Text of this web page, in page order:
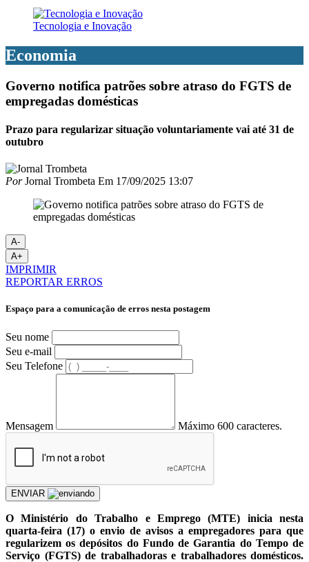
Tecnologia e Inovação
Economia
Governo notifica patrões sobre atraso do FGTS de
empregadas domésticas
Prazo para regularizar situação voluntariamente vai até 31 de
outubro
PorJornal Trombeta Em 17/09/2025 13:07
A-
A+
IMPRIMIR
REPORTAR ERROS
Espaço para a comunicação de erros nesta postagem
Seu nome
Seu e-mail
Seu Telefone
Mensagem Máximo 600 caracteres.
ENVIAR
O Ministério do Trabalho e Emprego (MTE) inicia nesta
quarta-feira (17) o envio de avisos a empregadores para que
regularizem os depósitos do Fundo de Garantia do Tempo de
Serviço (FGTS) de trabalhadoras e trabalhadores domésticos.